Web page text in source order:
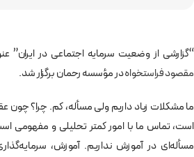
“گزارشی از وضعیت سرمایه اجتماعی در
مقصود فراستخواهدر مؤسسه رحمان برگزار شد.
ما مشکلات زیاد داریم ولی مسأله، کم. چرا؟ چون
است، تماس ما با امور کمتر تحلیلی و مفهومی
مسأله‌ای در آموزش نداریم. آموزش،